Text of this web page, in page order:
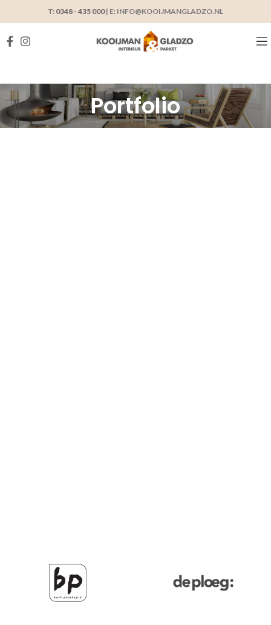
T: 0348 - 435 000| E: INFO@KOOIJMANGLADZO.NL
Portfolio